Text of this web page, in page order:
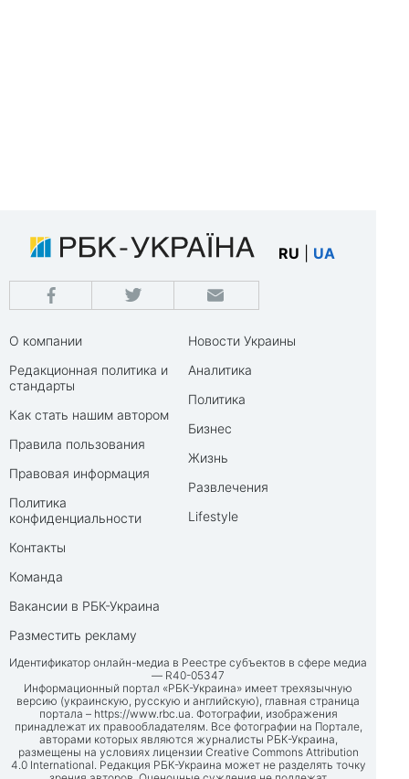
RU UA
О компании
Редакционная политика и
стандарты
Как стать нашим автором
Правила пользования
Правовая информация
Политика
конфиденциальности
Контакты
Команда
Вакансии в РБК-Украина
Разместить рекламу
Новости Украины
Аналитика
Политика
Бизнес
Жизнь
Развлечения
Lifestyle
Идентификатор онлайн-медиа в Реестре субъектов в сфере медиа
— R40-05347
Информационный портал «РБК-Украина» имеет трехязычную
версию (украинскую, русскую и английскую), главная страница
портала – https://www.rbc.ua. Фотографии, изображения
принадлежат их правообладателям. Все фотографии на Портале,
авторами которых являются журналисты РБК-Украина,
размещены на условиях лицензии Creative Commons Attribution
4.0 International. Редакция РБК-Украина может не разделять точку